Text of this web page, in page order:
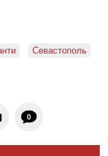
Севастополь
0